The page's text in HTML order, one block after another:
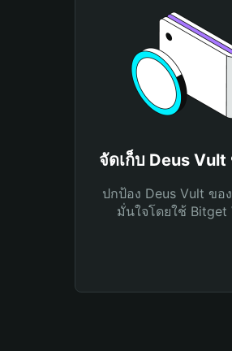
จัดเก็บ Deus
ปกป้อง Deus Vult ขอ
มั่นใจโดยใช้ Bitget